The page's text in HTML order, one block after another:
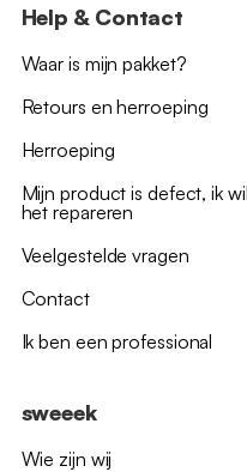
Help & Contact
Waar is mijn pakket?
Retours en herroeping
Herroeping
Mijn product is defect, ik wil
het repareren
Veelgestelde vragen
Contact
Ik ben een professional
sweeek
Wie zijn wij